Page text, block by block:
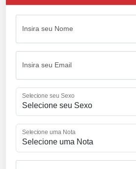
Insira seu Nome
Insira seu Email
Selecione seu Sexo
Selecione uma Nota